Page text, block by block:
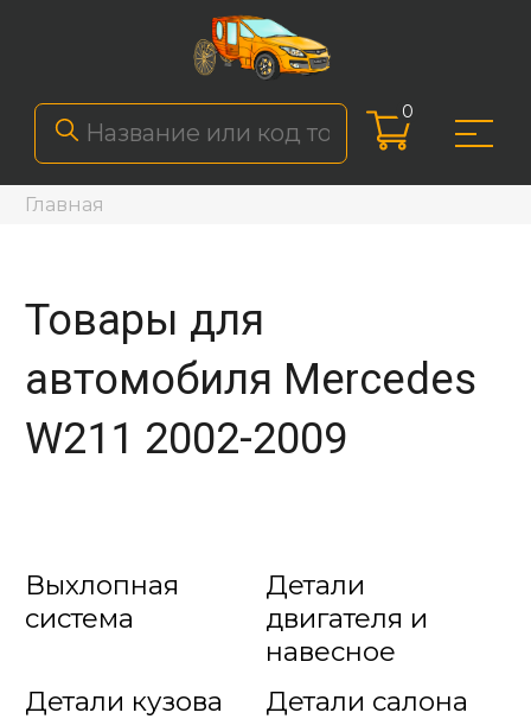
0
Главная
Товары для
автомобиля Mercedes
W211 2002-2009
Выхлопная
система
Детали
двигателя и
навесное
Детали кузова
Детали салона